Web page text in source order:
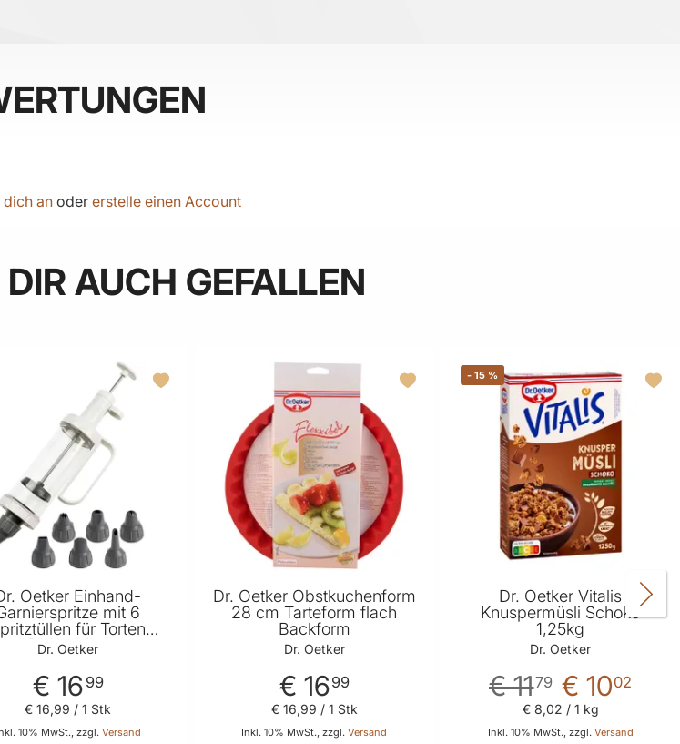
dich an oder erstelle einen Account
AUCH GEFALLEN
Oetker Einhand-
mit 6
für Torten
Dekoration
Dr. Oetker
€ 16 99
10% MwSt., zzgl. Versand
€ 16,99 / 1 Stk
Dr. Oetker Obstkuchenform
28 cm Tarteform flach
Backform
Dr. Oetker
€ 1699
Inkl. 10% MwSt., zzgl.Versand
€ 16,99 / 1 Stk
- 15%
Dr. Oetker Vitalis
Knuspermüsli Schoko
1,25kg
Dr. Oetker
€ 1002
€ 1179
Inkl. 10% MwSt., zzgl. Versand
€ 8,02 / 1 kg